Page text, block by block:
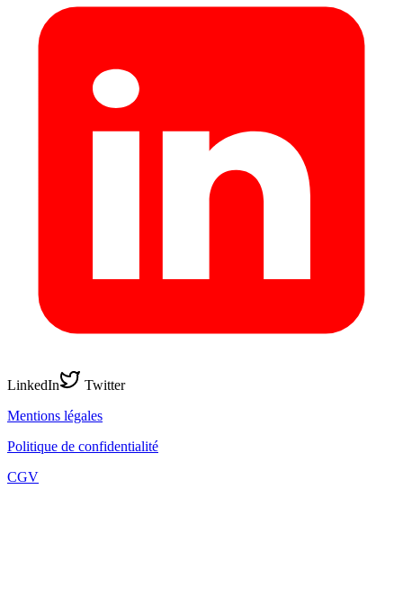
LinkedIn
Twitter
Mentions légales
Politique de confidentialité
CGV